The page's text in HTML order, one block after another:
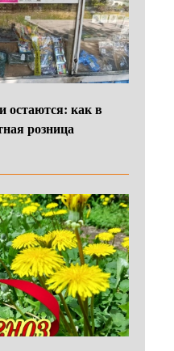
остаются: как в
розница